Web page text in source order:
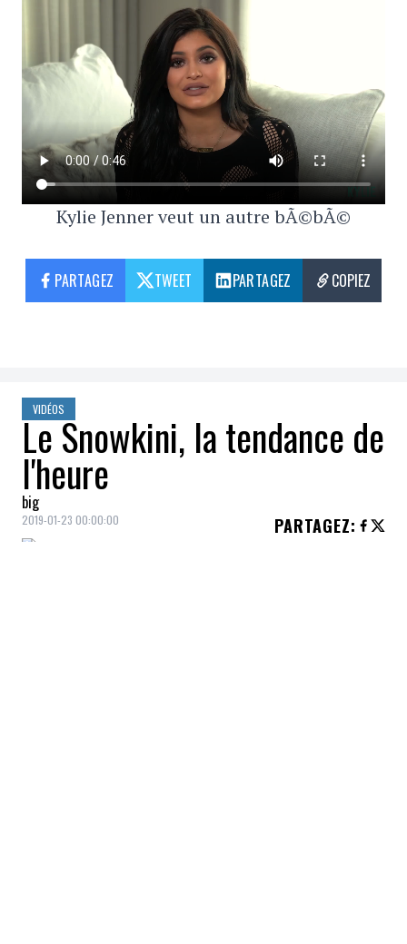
Kylie Jenner veut un autre bÃ©bÃ©
PARTAGEZ TWEET PARTAGEZ COPIEZ
VIDÉOS
Le Snowkini, la tendance de
l'heure
big
2019-01-23 00:00:00 PARTAGEZ: